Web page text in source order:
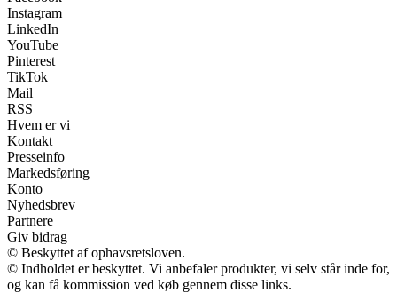
Instagram
LinkedIn
YouTube
Pinterest
TikTok
Mail
RSS
Hvem er vi
Kontakt
Presseinfo
Markedsføring
Konto
Nyhedsbrev
Partnere
Giv bidrag
© Beskyttet af ophavsretsloven.
© Indholdet er beskyttet. Vi anbefaler produkter, vi selv står inde for,
og kan få kommission ved køb gennem disse links.